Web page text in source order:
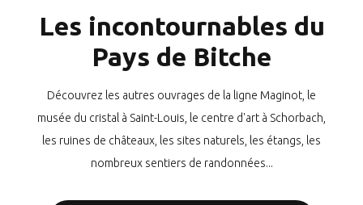
Les incontournables du
Pays de Bitche
Découvrez les autres ouvrages de la ligne Maginot, le
musée du cristal à Saint-Louis, le centre d'art à Schorbach,
les ruines de châteaux, les sites naturels, les étangs, les
nombreux sentiers de randonnées...